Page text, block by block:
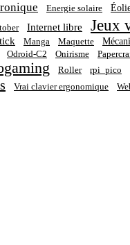
Energie solaire
Internet libre Jeux
Manga Maquette
Odroid-C2 Onirisme
Roller rpi_pico
Vrai clavier ergonomique